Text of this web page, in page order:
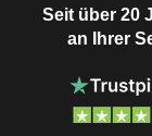
Seit über 20
an Ihrer